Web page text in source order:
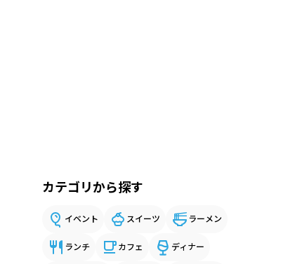
カテゴリから探す
イベント スイーツ ラーメン
ランチ カフェ ディナー